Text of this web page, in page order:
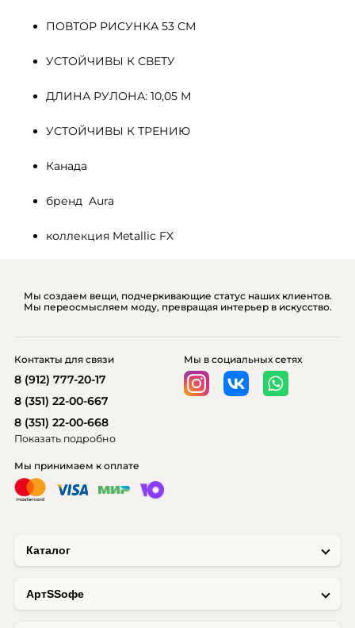
ПОВТОР РИСУНКА 53 СМ
УСТОЙЧИВЫ К СВЕТУ
ДЛИНА РУЛОНА: 10,05 М
УСТОЙЧИВЫ К ТРЕНИЮ
Канада
бренд  Aura
коллекция Metallic FX
Мы создаем вещи, подчеркивающие статус наших клиентов.
Мы переосмысляем моду, превращая интерьер в искусство.
Каталог
AртSSофе
Мы принимаем к оплате
Мы в социальных сетях
Контакты для связи
8 (912) 777-20-17
8 (351) 22-00-667
8 (351) 22-00-668
Показать подробно